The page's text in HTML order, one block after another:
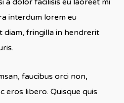
a dolor facilisis eu laoreet mi
interdum lorem eu
diam, fringilla in hendrerit
faucibus orci non,
eros libero. Quisque quis